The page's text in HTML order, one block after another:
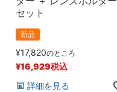
セット
新品
¥17,820のところ
¥16,929税込
詳細を見る